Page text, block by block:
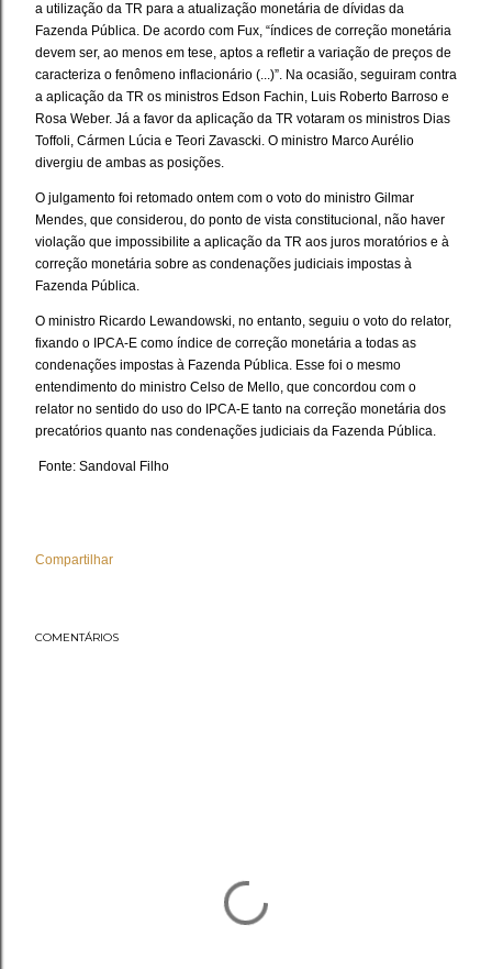
a utilização da TR para a atualização monetária de dívidas da
Fazenda Pública. De acordo com Fux, “índices de correção monetária
devem ser, ao menos em tese, aptos a refletir a variação de preços de
caracteriza o fenômeno inflacionário (...)”. Na ocasião, seguiram contra
a aplicação da TR os ministros Edson Fachin, Luis Roberto Barroso e
Rosa Weber. Já a favor da aplicação da TR votaram os ministros Dias
Toffoli, Cármen Lúcia e Teori Zavascki. O ministro Marco Aurélio
divergiu de ambas as posições.
O julgamento foi retomado ontem com o voto do ministro Gilmar
Mendes, que considerou, do ponto de vista constitucional, não haver
violação que impossibilite a aplicação da TR aos juros moratórios e à
correção monetária sobre as condenações judiciais impostas à
Fazenda Pública.
O ministro Ricardo Lewandowski, no entanto, seguiu o voto do relator,
fixando o IPCA-E como índice de correção monetária a todas as
condenações impostas à Fazenda Pública. Esse foi o mesmo
entendimento do ministro Celso de Mello, que concordou com o
relator no sentido do uso do IPCA-E tanto na correção monetária dos
precatórios quanto nas condenações judiciais da Fazenda Pública.
Fonte: Sandoval Filho
Compartilhar
COMENTÁRIOS